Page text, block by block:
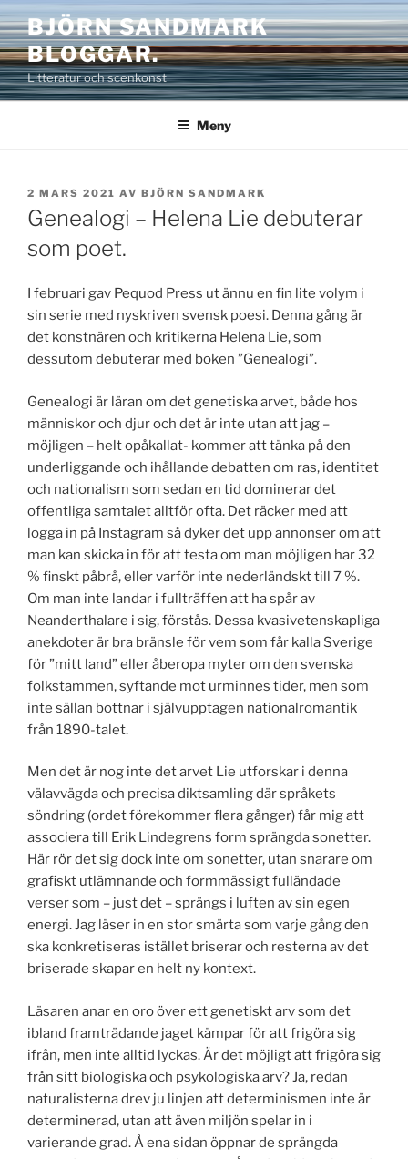
Hoppa
till
innehåll
BJÖRN SANDMARK
BLOGGAR.
Litteratur och scenkonst
Meny
PUBLICERAT
2 MARS 2021 AV BJÖRN SANDMARK
Genealogi – Helena Lie debuterar
som poet.
I februari gav Pequod Press ut ännu en fin lite volym i
sin serie med nyskriven svensk poesi. Denna gång är
det konstnären och kritikerna Helena Lie, som
dessutom debuterar med boken ”Genealogi”.
Genealogi är läran om det genetiska arvet, både hos
människor och djur och det är inte utan att jag –
möjligen – helt opåkallat- kommer att tänka på den
underliggande och ihållande debatten om ras, identitet
och nationalism som sedan en tid dominerar det
offentliga samtalet alltför ofta. Det räcker med att
logga in på Instagram så dyker det upp annonser om att
man kan skicka in för att testa om man möjligen har 32
% finskt påbrå, eller varför inte nederländskt till 7 %.
Om man inte landar i fullträffen att ha spår av
Neanderthalare i sig, förstås. Dessa kvasivetenskapliga
anekdoter är bra bränsle för vem som får kalla Sverige
för ”mitt land” eller åberopa myter om den svenska
folkstammen, syftande mot urminnes tider, men som
inte sällan bottnar i självupptagen nationalromantik
från 1890-talet.
Men det är nog inte det arvet Lie utforskar i denna
välavvägda och precisa diktsamling där språkets
söndring (ordet förekommer flera gånger) får mig att
associera till Erik Lindegrens form sprängda sonetter.
Här rör det sig dock inte om sonetter, utan snarare om
grafiskt utlämnande och formmässigt fulländade
verser som – just det – sprängs i luften av sin egen
energi. Jag läser in en stor smärta som varje gång den
ska konkretiseras istället briserar och resterna av det
briserade skapar en helt ny kontext.
Läsaren anar en oro över ett genetiskt arv som det
ibland framträdande jaget kämpar för att frigöra sig
ifrån, men inte alltid lyckas. Är det möjligt att frigöra sig
från sitt biologiska och psykologiska arv? Ja, redan
naturalisterna drev ju linjen att determinismen inte är
determinerad, utan att även miljön spelar in i
varierande grad. Å ena sidan öppnar de sprängda